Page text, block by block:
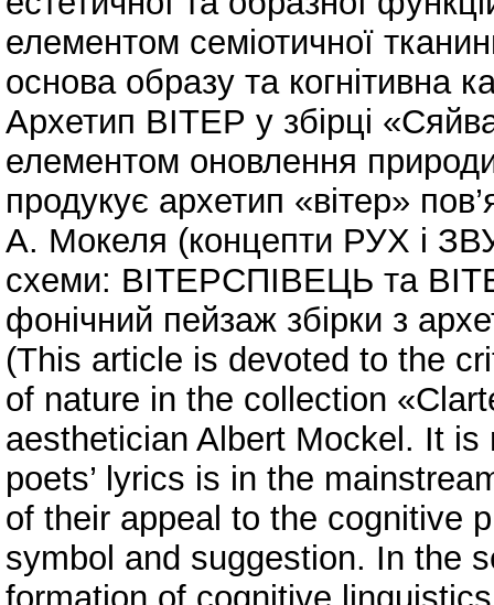
елементом семіотичної
основа образу та когнітивна
Архетип ВІТЕР у збірці
елементом оновлення
продукує архетип «вітер»
А. Мокеля (концепти РУХ і
схеми: ВІТЕРСПІВЕЦЬ та
фонічний пейзаж збірки з
(This article is devoted to the
of nature in the collection
aesthetician Albert Mockel. It
poets’ lyrics is in the
of their appeal to the cognitive
symbol and suggestion. In the